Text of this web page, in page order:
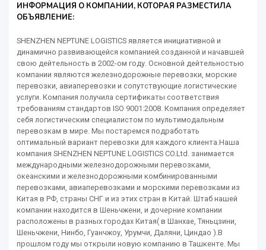
ИНФОРМАЦИЯ О КОМПАНИИ, КОТОРАЯ РАЗМЕСТИЛА
ОБЪЯВЛЕНИЕ:
SHENZHEN NEPTUNE LOGISTICS является инициативной и
динамично развивающейся компанией.созданной и начавшей
свою дейтельность в 2002-ом году. Основной дейтельностью
компании являются железнодорожные перевозки, морские
перевозки, авиаперевозки и сопутствующие логистические
услуги. Компания получила сертификаты соответствия
требованиям стандартов ISO 9001:2008. Компания определяет
себя логистическим специалистом по мультимодальным
перевозкам в мире. Мы постаремся подработать
оптимальный вариант перевозки для каждого клиента.Наша
компания SHENZHEN NEPTUNE LOGISTICS CO.Ltd. занимается
международными железнодорожными перевозками,
океанскими и железнодорожными комбинированными
перевозками, авиаперевозками и морскими перевозками из
Китая в РФ, страны СНГ и из этих стран в Китай. Штаб нашей
компании находится в Шеньчжени, и дочерние компании
расположены в разных городах Китая( в Шанхае, Тяньцзини,
Шеньчжени, Нинбо, Гуанчжоу, Урумчи, Даляни, Циндао ).В
прошлом году мы открыли новую компанию в Ташкенте. Мы